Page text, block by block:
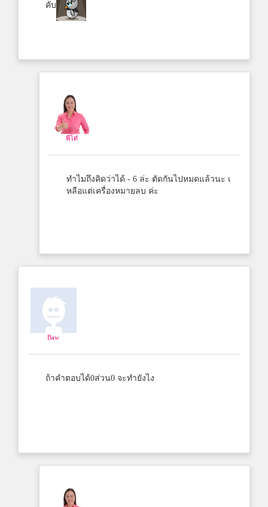
คับ
พี่โต๋
ทำไมถึงคิดว่าได้ - 6 ล่ะ ตัดกันไปหมดแล้วนะ เ
หลือแต่เครื่องหมายลบ ค่ะ
Baw
ถ้าคำตอบได้0ส่วน0 จะทำยังไง